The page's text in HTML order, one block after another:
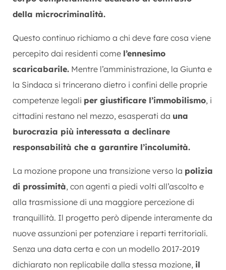
della microcriminalità.
Questo continuo richiamo a chi deve fare cosa viene
percepito dai residenti come l’ennesimo
scaricabarile. Mentre l’amministrazione, la Giunta e
la Sindaca si trincerano dietro i confini delle proprie
competenze legali per giustificare l’immobilismo, i
cittadini restano nel mezzo, esasperati da una
burocrazia più interessata a declinare
responsabilità che a garantire l’incolumità.
La mozione propone una transizione verso la polizia
di prossimità, con agenti a piedi volti all’ascolto e
alla trasmissione di una maggiore percezione di
tranquillità. Il progetto però dipende interamente da
nuove assunzioni per potenziare i reparti territoriali.
Senza una data certa e con un modello 2017-2019
dichiarato non replicabile dalla stessa mozione, il